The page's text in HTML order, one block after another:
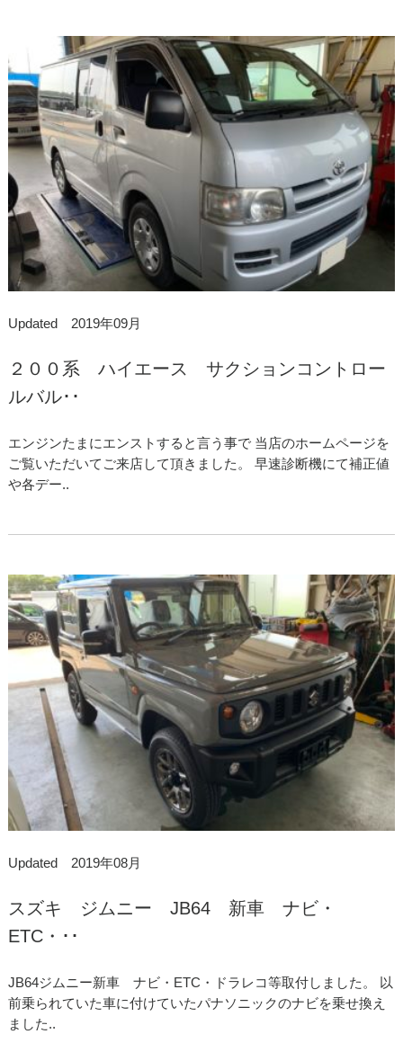
Updated 2019年09月
２００系 ハイエース サクションコントロー
ルバル･･
エンジンたまにエンストすると言う事で 当店のホームページを
ご覧いただいてご来店して頂きました。 早速診断機にて補正値
や各デー..
Updated 2019年08月
スズキ ジムニー JB64 新車 ナビ・
ETC・･･
JB64ジムニー新車 ナビ・ETC・ドラレコ等取付しました。 以
前乗られていた車に付けていたパナソニックのナビを乗せ換え
ました..